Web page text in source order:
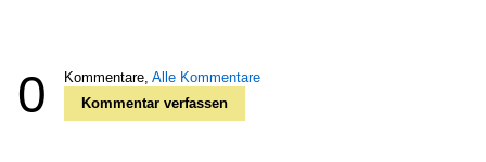
0 Kommentare, Alle Kommentare
Kommentar verfassen